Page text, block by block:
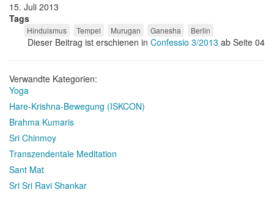
15. Juli 2013
Tags
Hinduismus Tempel Murugan Ganesha Berlin
Dieser Beitrag ist erschienen in Confessio 3/2013 ab Seite 04
Verwandte Kategorien:
Yoga
Hare-Krishna-Bewegung (ISKCON)
Brahma Kumaris
Sri Chinmoy
Transzendentale Meditation
Sant Mat
Sri Sri Ravi Shankar